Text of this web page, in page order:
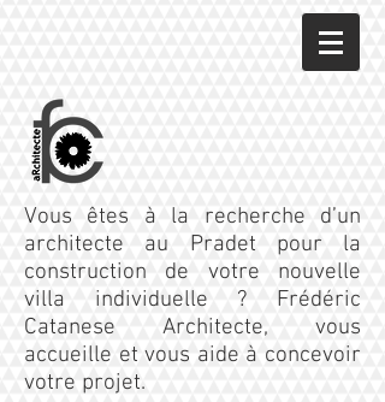
Vous êtes à la recherche d’un
architecte au Pradet pour la
construction de votre nouvelle
villa individuelle ? Frédéric
Catanese Architecte, vous
accueille et vous aide à concevoir
votre projet.